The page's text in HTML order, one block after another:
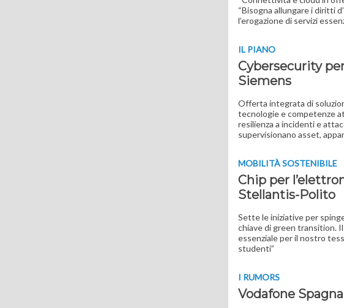
“Bisogna allungare i diritti
l’erogazione di servizi
IL PIANO
Cybersecurity
Siemens
Offerta integrata di
tecnologie e competenze
resilienza a incidenti e
supervisionano asset,
MOBILITÀ SOSTENIBILE
Chip per
Stellantis-Polito
Sette le iniziative per
chiave di green transition.
essenziale per il nostro
studenti”
I RUMORS
Vodafone